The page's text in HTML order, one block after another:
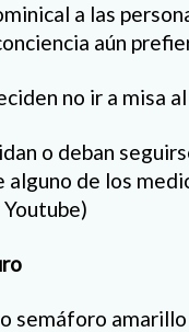
a las
aún
no ir a misa
o deban
de los
semáforo